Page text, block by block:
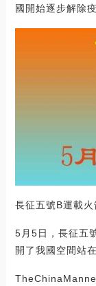
國開始逐步解除
長征五號B運載
5月5日，長征五
開了我國空間站